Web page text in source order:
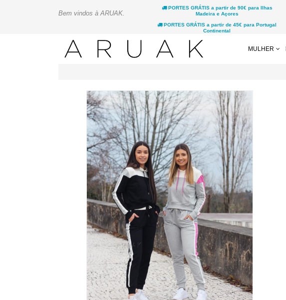
Bem vindos à ARUAK.
PORTES GRÁTIS a partir de 90€ para Ilhas
Madeira e Açores
PORTES GRÁTIS a partir de 45€ para Portugal
Continental
MULHER